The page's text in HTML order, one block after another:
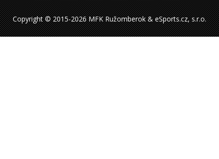
Copyright © 2015-2026 MFK Ružomberok & eSports.cz, s.r.o.